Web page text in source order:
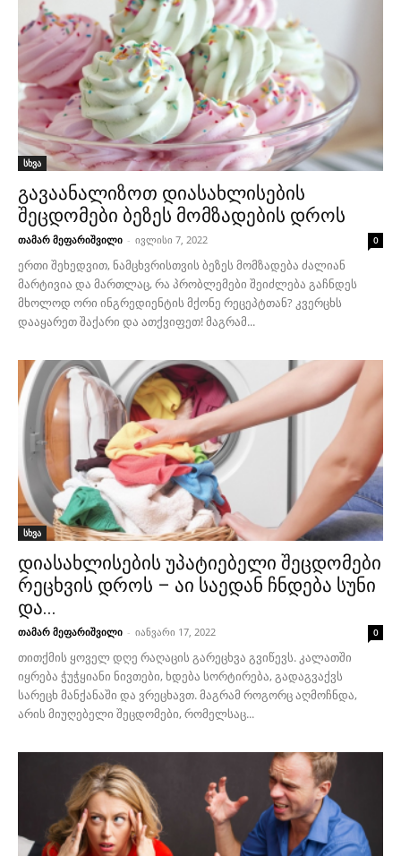
სხვა
გავაანალიზოთ დიასახლისების
შეცდომები ბეზეს მომზადების დროს
თამარ მეფარიშვილი - ივლისი 7, 2022 0
ერთი შეხედვით, ნამცხვრისთვის ბეზეს მომზადება ძალიან
მარტივია და მართლაც, რა პრობლემები შეიძლება გაჩნდეს
მხოლოდ ორი ინგრედიენტის მქონე რეცეპტთან? კვერცხს
დააყარეთ შაქარი და ათქვიფეთ! მაგრამ...
სხვა
დიასახლისების უპატიებელი შეცდომები
რეცხვის დროს – აი საედან ჩნდება სუნი
და...
თამარ მეფარიშვილი - იანვარი 17, 2022 0
თითქმის ყოველ დღე რაღაცის გარეცხვა გვიწევს. კალათში
იყრება ჭუჭყიანი ნივთები, ხდება სორტირება, გადაგვაქვს
სარეცხ მანქანაში და ვრეცხავთ. მაგრამ როგორც აღმოჩნდა,
არის მიუღებელი შეცდომები, რომელსაც...